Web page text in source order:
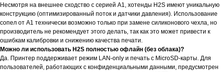
Несмотря на внешнее сходство с серией A1, хотенды H2S имеют уникальную
конструкцию (оптимизированный поток и датчики давления). Использование
сопел от A1 технически возможно только при замене силиконового чехла, но
производитель не рекомендует этого делать, так как это может привести к
ошибкам калибровки и снижению качества печати.
Можно ли использовать H2S полностью офлайн (без облака)?
Да. Принтер поддерживает режим LAN-only и печать с MicroSD-карты. Для
пользователей, работающих с конфиденциальными данными, предусмотрен